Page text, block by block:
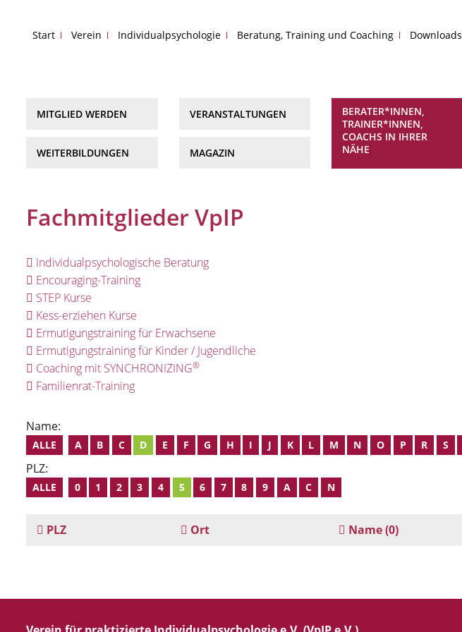
Start Verein Individualpsychologie Beratung, Training und Coaching Downloads
MITGLIED WERDEN
WEITERBILDUNGEN
VERANSTALTUNGEN
MAGAZIN
BERATER*INNEN,
TRAINER*INNEN,
COACHS IN IHRER
NÄHE
Fachmitglieder VpIP
Individualpsychologische Beratung
Encouraging-Training
STEP Kurse
Kess-erziehen Kurse
Ermutigungstraining für Erwachsene
Ermutigungstraining für Kinder / Jugendliche
Coaching mit SYNCHRONIZING®
Familienrat-Training
Name:
ALLE A B C D E F G H I J K L M N O P R S
PLZ:
ALLE 0 1 2 3 4 5 6 7 8 9 A C N
PLZ Ort Name(0)